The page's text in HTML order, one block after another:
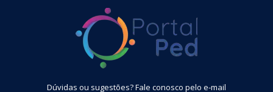
Dúvidas ou sugestões? Fale conosco pelo e-mail